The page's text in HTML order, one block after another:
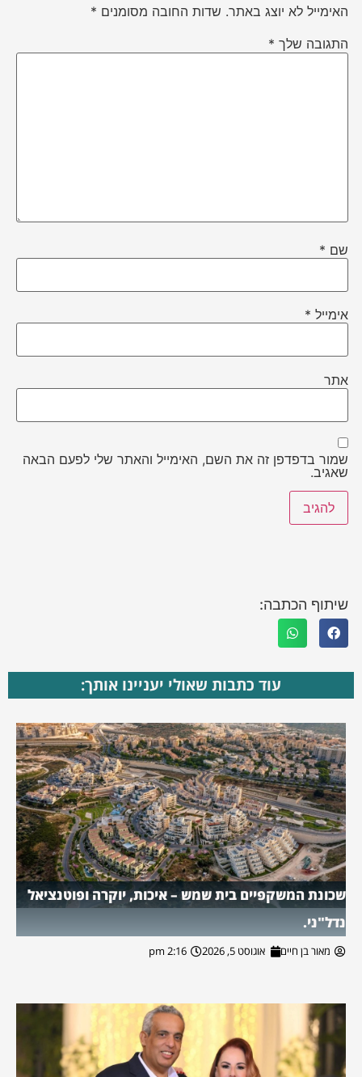
האימייל לא יוצג באתר. שדות החובה מסומנים *
התגובה שלך *
שם *
אימייל *
אתר
שמור בדפדפן זה את השם, האימייל והאתר שלי לפעם הבאה
שאגיב.
שיתוף הכתבה:
עוד כתבות שאולי יעניינו אותך:
שכונת המשקפיים בית שמש – איכות, יוקרה ופוטנציאל
נדל"ני.
מאור בן חיים אוגוסט 5, 2026 2:16 pm